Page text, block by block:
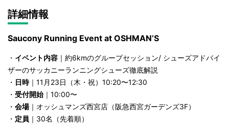
詳細情報
Saucony Running Event at OSHMAN’S
・ イベント内容 ｜約6kmのグループセッション/ シューズアドバイ
ザーのサッカニーランニングシューズ徹底解説
・ 日時｜11月23日（木・祝）10:20〜12:30
・ 受付開始｜10:00〜
・ 会場｜オッシュマンズ西宮店（阪急西宮ガーデンズ3F）
・ 定員 ｜30名（先着順）